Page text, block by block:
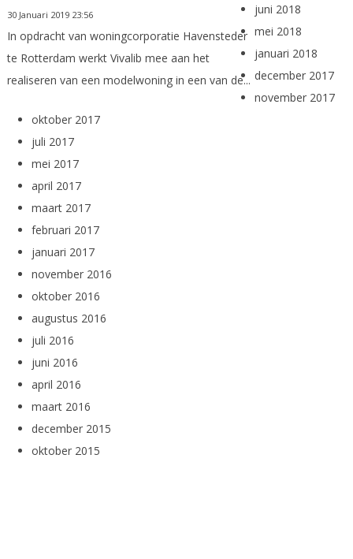
30 Januari 2019 23:56
In opdracht van woningcorporatie Havensteder
te Rotterdam werkt Vivalib mee aan het
realiseren van een modelwoning in een van de...
juni 2018
mei 2018
januari 2018
december 2017
november 2017
oktober 2017
juli 2017
mei 2017
april 2017
maart 2017
februari 2017
januari 2017
november 2016
oktober 2016
augustus 2016
juli 2016
juni 2016
april 2016
maart 2016
december 2015
oktober 2015